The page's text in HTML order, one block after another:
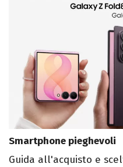
Smartphone pieghevoli
Guida all'acquisto e